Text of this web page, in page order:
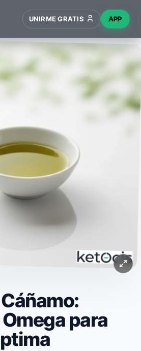
INICIO
RECETAS
UNIRME GRATIS APP
para